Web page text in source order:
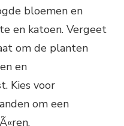
bloemen en
en katoen. Vergeet
om de planten
en
Kies voor
om een